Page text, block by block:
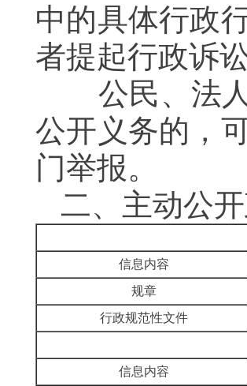
中的具体行政
者提起行政诉讼
公民、法人
公开义务的，
门举报。
二、主动公
信息内容
规章
行政规范性文件
信息内容